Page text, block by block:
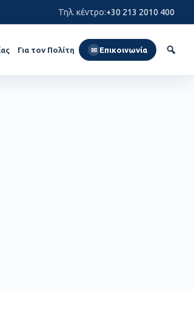
Τηλ. κέντρο:+30 213 2010 400
Για τον Πολίτη ✉ Επικοινωνία